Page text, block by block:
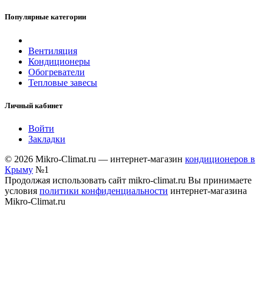
Популярные категории
Вентиляция
Кондиционеры
Обогреватели
Тепловые завесы
Личный кабинет
Войти
Закладки
© 2026 Mikro-Climat.ru — интернет-магазин кондиционеров в
Крыму №1
Продолжая использовать сайт mikro-climat.ru Вы принимаете
условия политики конфиденциальности интернет-магазина
Mikro-Climat.ru